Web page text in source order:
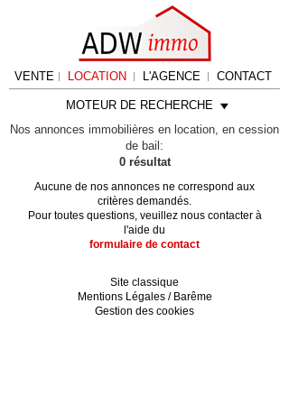
VENTE LOCATION L'AGENCE CONTACT
MOTEUR DE RECHERCHE
Nos annonces immobilières en location, en cession
de bail:
0 résultat
Aucune de nos annonces ne correspond aux
critères demandés.
Pour toutes questions, veuillez nous contacter à
l'aide du
formulaire de contact
Site classique
Mentions Légales / Barême
Gestion des cookies